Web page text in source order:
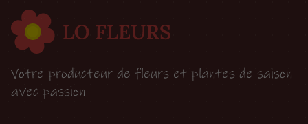
Votre producteur de fleurs et plantes de saison
avec passion